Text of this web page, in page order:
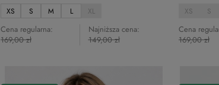
Cena regularna:
169,00 zł
Najniższa cena:
149,00 zł
XS S M L XL
Cena
169,00 zł
XS S